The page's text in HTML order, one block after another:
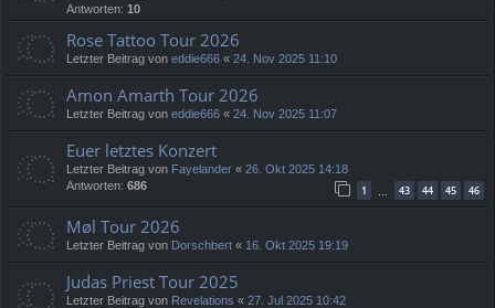
Antworten: 10
Rose Tattoo Tour 2026
Letzter Beitrag von eddie666 « 24. Nov 2025 11:10
Amon Amarth Tour 2026
Letzter Beitrag von eddie666 « 24. Nov 2025 11:07
Euer letztes Konzert
Letzter Beitrag von Fayelander « 26. Okt 2025 14:18
Antworten: 686 1 43 44 45 46
Møl Tour 2026
Letzter Beitrag von Dorschbert « 16. Okt 2025 19:19
Judas Priest Tour 2025
Letzter Beitrag von Revelations « 27. Jul 2025 10:42